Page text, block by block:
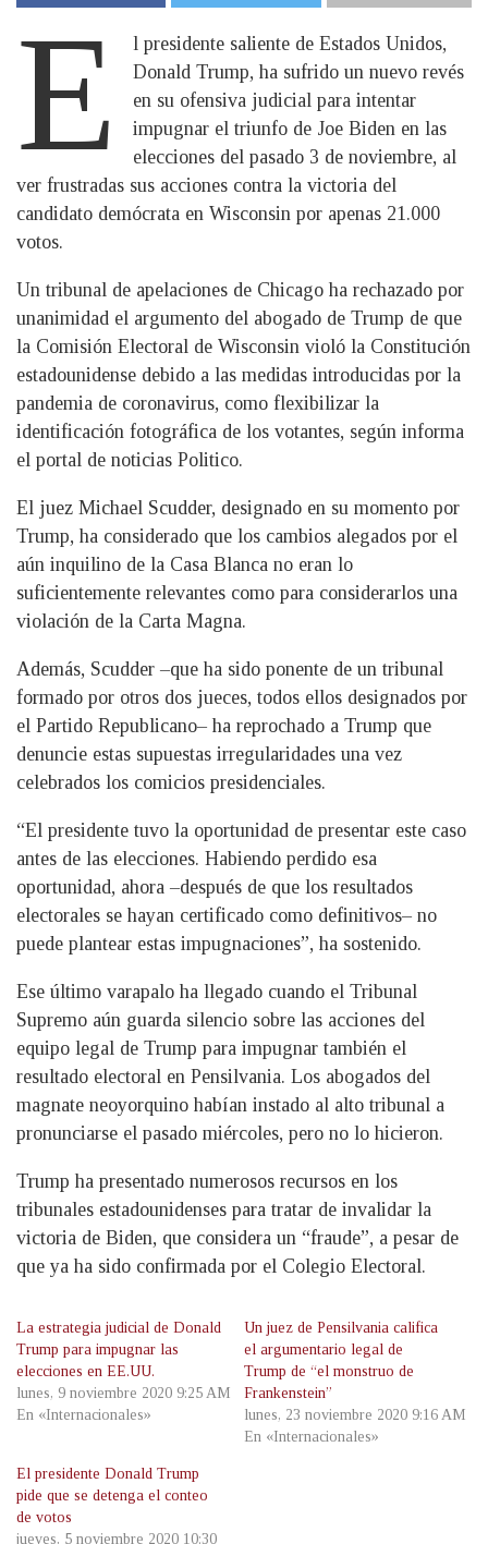
E
l presidente saliente de Estados Unidos,
Donald Trump, ha sufrido un nuevo revés
en su ofensiva judicial para intentar
impugnar el triunfo de Joe Biden en las
elecciones del pasado 3 de noviembre, al
ver frustradas sus acciones contra la victoria del
candidato demócrata en Wisconsin por apenas 21.000
votos.
Un tribunal de apelaciones de Chicago ha rechazado por
unanimidad el argumento del abogado de Trump de que
la Comisión Electoral de Wisconsin violó la Constitución
estadounidense debido a las medidas introducidas por la
pandemia de coronavirus, como flexibilizar la
identificación fotográfica de los votantes, según informa
el portal de noticias Politico.
El juez Michael Scudder, designado en su momento por
Trump, ha considerado que los cambios alegados por el
aún inquilino de la Casa Blanca no eran lo
suficientemente relevantes como para considerarlos una
violación de la Carta Magna.
Además, Scudder –que ha sido ponente de un tribunal
formado por otros dos jueces, todos ellos designados por
el Partido Republicano– ha reprochado a Trump que
denuncie estas supuestas irregularidades una vez
celebrados los comicios presidenciales.
“El presidente tuvo la oportunidad de presentar este caso
antes de las elecciones. Habiendo perdido esa
oportunidad, ahora –después de que los resultados
electorales se hayan certificado como definitivos– no
puede plantear estas impugnaciones”, ha sostenido.
Ese último varapalo ha llegado cuando el Tribunal
Supremo aún guarda silencio sobre las acciones del
equipo legal de Trump para impugnar también el
resultado electoral en Pensilvania. Los abogados del
magnate neoyorquino habían instado al alto tribunal a
pronunciarse el pasado miércoles, pero no lo hicieron.
Trump ha presentado numerosos recursos en los
tribunales estadounidenses para tratar de invalidar la
victoria de Biden, que considera un “fraude”, a pesar de
que ya ha sido confirmada por el Colegio Electoral.
La estrategia judicial de Donald
Trump para impugnar las
elecciones en EE.UU.
lunes, 9 noviembre 2020 9:25 AM
En «Internacionales»
Un juez de Pensilvania califica
el argumentario legal de
Trump de “el monstruo de
Frankenstein”
lunes, 23 noviembre 2020 9:16 AM
En «Internacionales»
El presidente Donald Trump
pide que se detenga el conteo
de votos
jueves, 5 noviembre 2020 10:30